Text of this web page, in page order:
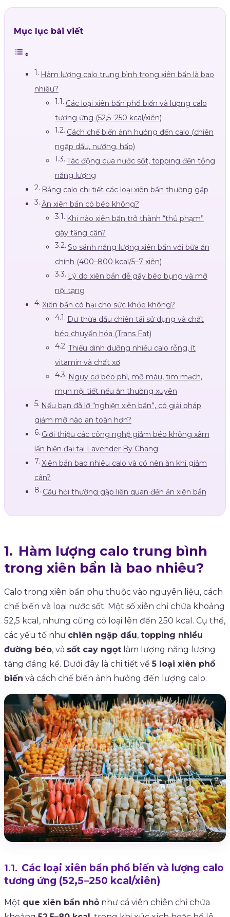
Mục lục bài viết
Hàm lượng calo trung bình trong xiên bẩn là bao
nhiêu?
Các loại xiên bẩn phổ biến và lượng calo
tương ứng (52,5–250 kcal/xiên)
Cách chế biến ảnh hưởng đến calo (chiên
ngập dầu, nướng, hấp)
Tác động của nước sốt, topping đến tổng
năng lượng
Bảng calo chi tiết các loại xiên bẩn thường gặp
Ăn xiên bẩn có béo không?
Khi nào xiên bẩn trở thành “thủ phạm”
gây tăng cân?
So sánh năng lượng xiên bẩn với bữa ăn
chính (400–800 kcal/5–7 xiên)
Lý do xiên bẩn dễ gây béo bụng và mỡ
nội tạng
Xiên bẩn có hại cho sức khỏe không?
Dư thừa dầu chiên tái sử dụng và chất
béo chuyển hóa (Trans Fat)
Thiếu dinh dưỡng nhiều calo rỗng, ít
vitamin và chất xơ
Nguy cơ béo phì, mỡ máu, tim mạch,
mụn nội tiết nếu ăn thường xuyên
Nếu bạn đã lỡ “nghiện xiên bẩn”, có giải pháp
giảm mỡ nào an toàn hơn?
Giới thiệu các công nghệ giảm béo không xâm
lấn hiện đại tại Lavender By Chang
Xiên bẩn bao nhiêu calo và có nên ăn khi giảm
cân?
Câu hỏi thường gặp liên quan đến ăn xiên bẩn
Hàm lượng calo trung bình
trong xiên bẩn là bao nhiêu?
Calo trong xiên bẩn phụ thuộc vào nguyên liệu, cách
chế biến và loại nước sốt. Một số xiên chỉ chứa khoảng
52,5 kcal, nhưng cũng có loại lên đến 250 kcal. Cụ thể,
các yếu tố như chiên ngập dầu, topping nhiều
đường béo, và sốt cay ngọt làm lượng năng lượng
tăng đáng kể. Dưới đây là chi tiết về5 loại xiên phổ
biến và cách chế biến ảnh hưởng đến lượng calo.
Các loại xiên bẩn phổ biến và lượng calo
tương ứng (52,5–250 kcal/xiên)
Một que xiên bẩn nhỏ như cá viên chiên chỉ chứa